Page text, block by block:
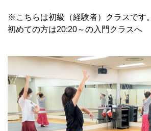
※こちらは初級（経験者）クラスです。
初めての方は20:20～の入門クラスへ